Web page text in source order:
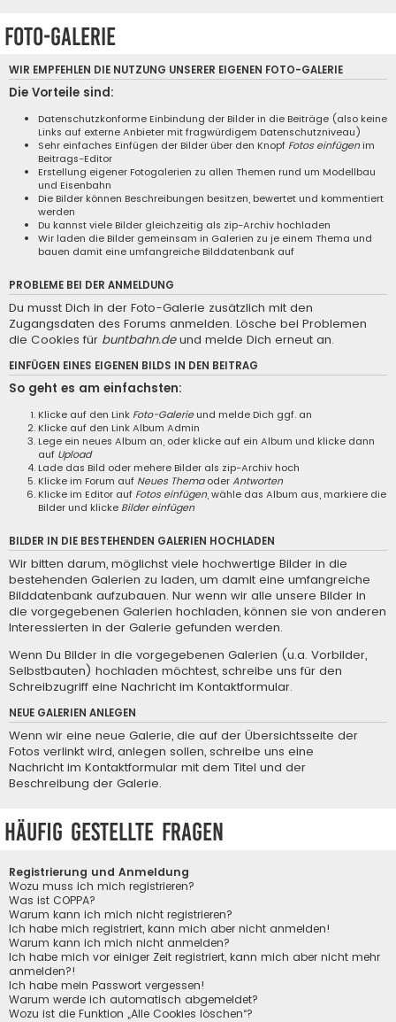
Foto-Galerie
WIR EMPFEHLEN DIE NUTZUNG UNSERER EIGENEN FOTO-GALERIE
Die Vorteile sind:
Datenschutzkonforme Einbindung der Bilder in die Beiträge (also keine
Links auf externe Anbieter mit fragwürdigem Datenschutzniveau)
Sehr einfaches Einfügen der Bilder über den Knopf Fotos einfügenim
Beitrags-Editor
Erstellung eigener Fotogalerien zu allen Themen rund um Modellbau
und Eisenbahn
Die Bilder können Beschreibungen besitzen, bewertet und kommentiert
werden
Du kannst viele Bilder gleichzeitig als zip-Archiv hochladen
Wir laden die Bilder gemeinsam in Galerien zu je einem Thema und
bauen damit eine umfangreiche Bilddatenbank auf
PROBLEME BEI DER ANMELDUNG
Du musst Dich in der Foto-Galerie zusätzlich mit den
Zugangsdaten des Forums anmelden. Lösche bei Problemen
die Cookies für buntbahn.deund melde Dich erneut an.
EINFÜGEN EINES EIGENEN BILDS IN DEN BEITRAG
So geht es am einfachsten:
Klicke auf den Link Foto-Galerieund melde Dich ggf. an
Klicke auf den LinkAlbum Admin
Lege ein neues Album an, oder klicke auf ein Album und klicke dann
auf Upload
Lade das Bild oder mehere Bilder als zip-Archiv hoch
Klicke im Forum auf Neues ThemaoderAntworten
Klicke im Editor auf Fotos einfügen , wähle das Album aus, markiere die
Bilder und klicke Bilder einfügen
BILDER IN DIE BESTEHENDEN GALERIEN HOCHLADEN
Wir bitten darum, möglichst viele hochwertige Bilder in die
bestehenden Galerien zu laden, um damit eine umfangreiche
Bilddatenbank aufzubauen. Nur wenn wir alle unsere Bilder in
die vorgegebenen Galerien hochladen, können sie von anderen
Interessierten in der Galerie gefunden werden.
Wenn Du Bilder in die vorgegebenen Galerien (u.a. Vorbilder,
Selbstbauten) hochladen möchtest, schreibe uns für den
Schreibzugriff eine Nachricht im Kontaktformular.
NEUE GALERIEN ANLEGEN
Wenn wir eine neue Galerie, die auf der Übersichtsseite der
Fotos verlinkt wird, anlegen sollen, schreibe uns eine
Nachricht im Kontaktformular mit dem Titel und der
Beschreibung der Galerie.
Häufig gestellte Fragen
Registrierung und Anmeldung
Wozu muss ich mich registrieren?
Was ist COPPA?
Warum kann ich mich nicht registrieren?
Ich habe mich registriert, kann mich aber nicht anmelden!
Warum kann ich mich nicht anmelden?
Ich habe mich vor einiger Zeit registriert, kann mich aber nicht mehr
anmelden?!
Ich habe mein Passwort vergessen!
Warum werde ich automatisch abgemeldet?
Wozu ist die Funktion „Alle Cookies löschen“?